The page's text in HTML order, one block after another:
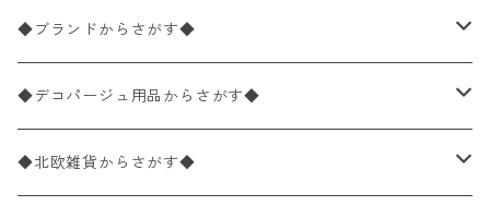
ペーパーナプキン20枚入りパック
ペーパーナプキン10枚入りパック
ライスペーパー
バラ売り
パック売り
25×25cm（カクテルサイズ）
バラ売り
パック売り
40×40cm（ディナーサイズ）
バラ売り
21×21cm（ポケットサイズ）
花柄
植物・グリーン柄
動物・鳥・昆虫・蝶柄
◆ブランドからさがす◆
ドイツ製 IHR/イア
ランチサイズ
ドイツ製 Ambiente/アンビエンテ
◆デコパージュ用品からさがす◆
デコパージュ液
◆北欧雑貨からさがす◆